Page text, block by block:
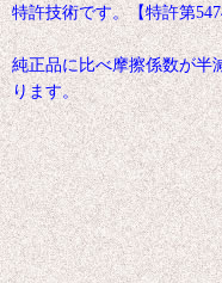
特許技術です。【特許第
純正品に比べ摩擦係数が半
ります。